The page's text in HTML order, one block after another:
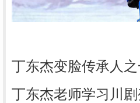
丁东杰变脸传承人
丁东杰老师学习川